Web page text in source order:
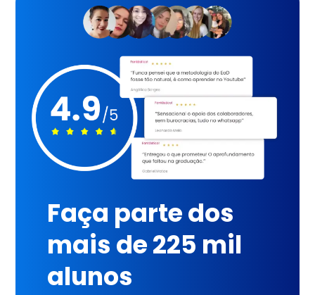
Faça parte dos
mais de 225 mil
alunos